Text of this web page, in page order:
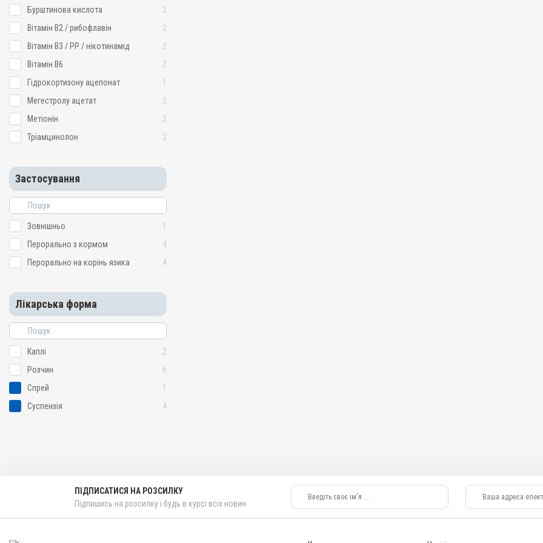
Бурштинова кислота
2
Вітамін B2 / рибофлавін
2
Вітамін B3 / PP / нікотинамід
2
Вітамін B6
2
Гідрокортизону ацепонат
1
Мегестролу ацетат
2
Метіонін
2
Тріамцинолон
2
Застосування
Зовнішньо
1
Перорально з кормом
4
Перорально на корінь язика
4
Лікарська форма
Каплі
2
Розчин
6
Спрей
1
Суспензія
4
ПІДПИСАТИСЯ НА РОЗСИЛКУ
Підпишись на розсилку і будь в курсі всіх новин